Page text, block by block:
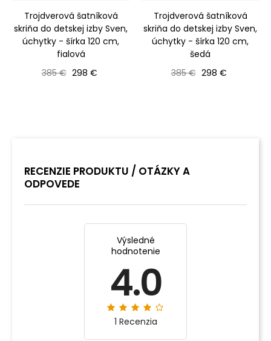
Trojdverová šatníková
skriňa do detskej izby Sven,
úchytky - šírka 120 cm,
fialová
Bežná cena
385 € Cena
298 €
Trojdverová šatníková
skriňa do detskej izby Sven,
úchytky - šírka 120 cm,
šedá
Bežná cena
385 € Cena
298 €
RECENZIE PRODUKTU / OTÁZKY A
ODPOVEDE
Výsledné
hodnotenie
4.0
1 Recenzia